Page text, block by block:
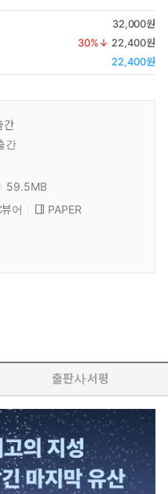
32,000원
30%↓ 22,400원
22,400원
간
간
59.5MB
어
PAPER
출판사 서평